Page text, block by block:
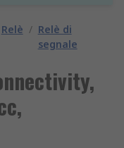
Relè / Relè di
segnale